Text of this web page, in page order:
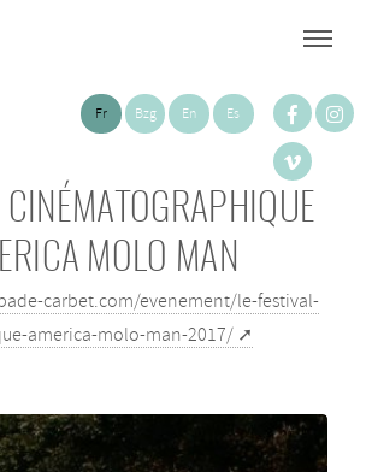
Fr Bzg En Es
CINÉMATOGRAPHIQUE
MOLO MAN
carbet.com/evenement/le-festival-
america-molo-man-2017/